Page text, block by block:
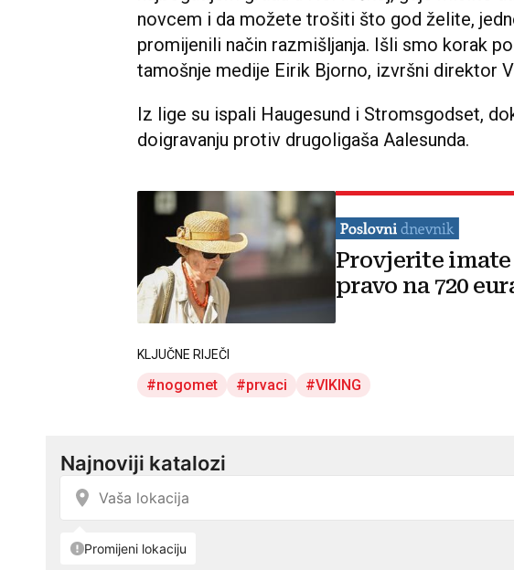
novcem i da možete trošiti što god želite,
promijenili način razmišljanja. Išli smo korak
tamošnje medije Eirik Bjorno, izvršni direktor
Iz lige su ispali Haugesund i Stromsgodset,
doigravanju protiv drugoligaša Aalesunda.
Provjerite
pravo na 720
KLJUČNE RIJEČI
nogomet prvaci VIKING